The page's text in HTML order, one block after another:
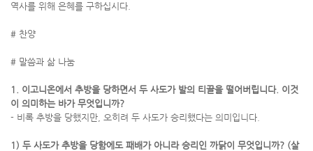
역사를 위해 은혜를 구하십시다.
# 찬양
# 말씀과 삶 나눔
1. 이고니온에서 추방을 당하면서 두 사도가 발의 티끌을 떨어버립니다. 이것
이 의미하는 바가 무엇입니까?
- 비록 추방을 당했지만, 오히려 두 사도가 승리했다는 의미입니다.
1) 두 사도가 추방을 당함에도 패배가 아니라 승리인 까닭이 무엇입니까? (살